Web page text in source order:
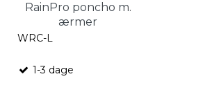
RainPro poncho m.
ærmer
WRC-L
1-3 dage